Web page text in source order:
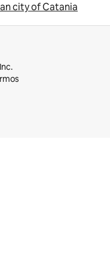
city of Catania